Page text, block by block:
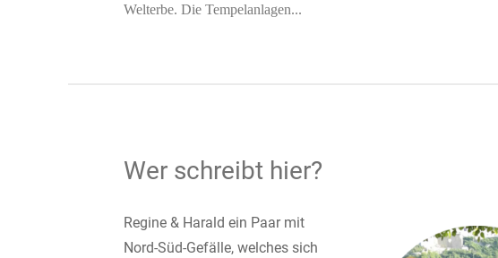
Welterbe. Die Tempelanlagen...
Wer schreibt hier?
Regine & Harald ein Paar mit
Nord-Süd-Gefälle, welches sich